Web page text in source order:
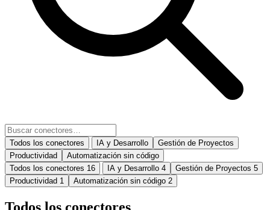
Todos los conectores IA y Desarrollo
Gestión de Proyectos
Productividad
Automatización sin código
Todos los conectores 16 IA y Desarrollo 4 Gestión de Proyectos 5
Productividad 1 Automatización sin código 2
Todos los conectores